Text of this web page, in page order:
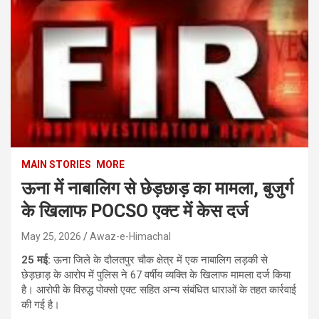
MAIN STORIES MORE
ऊना में नाबालिग से छेड़छाड़ का मामला, बुजुर्ग
के खिलाफ POCSO एक्ट में केस दर्ज
May 25, 2026 Awaz-e-Himachal
25 मई:ऊना जिले के दौलतपुर चौक क्षेत्र में एक नाबालिग लड़की से
छेड़छाड़ के आरोप में पुलिस ने 67 वर्षीय व्यक्ति के खिलाफ मामला दर्ज किया
है। आरोपी के विरुद्ध पोक्सो एक्ट सहित अन्य संबंधित धाराओं के तहत कार्रवाई
की गई है।